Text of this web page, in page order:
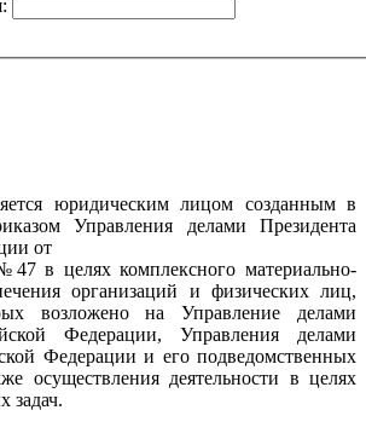
юридическим лицом созданным в
Управления делами Президента
от
в целях комплексного материально-
организаций и физических лиц,
возложено на Управление делами
Федерации, Управления делами
Федерации и его подведомственных
осуществления деятельности в целях
задач.